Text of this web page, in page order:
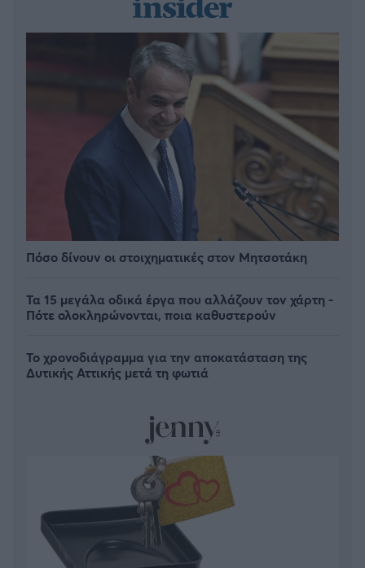
Πόσο δίνουν οι στοιχηματικές στον Μητσοτάκη
Τα 15 μεγάλα οδικά έργα που αλλάζουν τον χάρτη -
Πότε ολοκληρώνονται, ποια καθυστερούν
Το χρονοδιάγραμμα για την αποκατάσταση της
Δυτικής Αττικής μετά τη φωτιά